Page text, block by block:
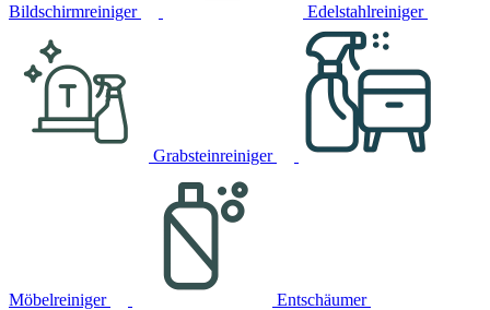
Bildschirmreiniger Edelstahlreiniger
Grabsteinreiniger
Möbelreiniger Entschäumer